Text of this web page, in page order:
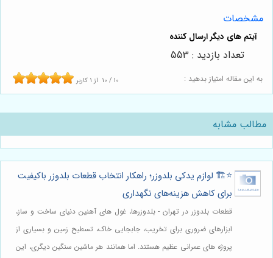
مشخصات
به این مقاله امتیاز بدهید : 10 / 10 از 1 کاربر
تعداد بازدید : 553
مطالب مشابه
⭐️🏗️ لوازم یدکی بلدوزر؛ راهکار انتخاب قطعات بلدوزر باکیفیت
برای کاهش هزینه‌های نگهداری
قطعات بلدوزر در تهران - بلدوزرها، غول های آهنین دنیای ساخت و ساز،
ابزارهای ضروری برای تخریب، جابجایی خاک، تسطیح زمین و بسیاری از
پروژه های عمرانی عظیم هستند. اما همانند هر ماشین سنگین دیگری، این